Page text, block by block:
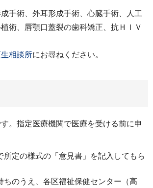
手術、外耳形成手術、心臓手術、人工
術、唇顎口蓋裂の歯科矯正、抗ＨＩＶ
相談所にお尋ねください。
。指定医療機関で医療を受ける前に申
所定の様式の「意見書」を記入してもら
ちのうえ、各区福祉保健センター（高